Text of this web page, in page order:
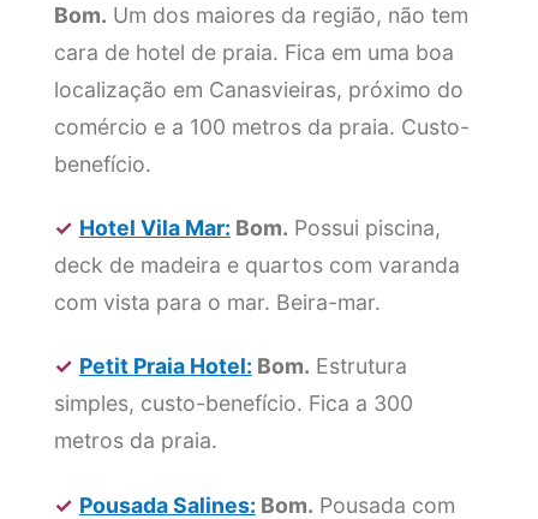
Bom. Um dos maiores da região, não tem
cara de hotel de praia. Fica em uma boa
localização em Canasvieiras, próximo do
comércio e a 100 metros da praia. Custo-
benefício.
✓ Hotel Vila Mar: Bom. Possui piscina,
deck de madeira e quartos com varanda
com vista para o mar. Beira-mar.
✓ Petit Praia Hotel: Bom. Estrutura
simples, custo-benefício. Fica a 300
metros da praia.
✓ Pousada Salines: Bom. Pousada com